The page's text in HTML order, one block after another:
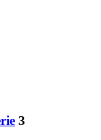
3